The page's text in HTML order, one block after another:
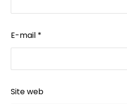
E-mail *
Site web